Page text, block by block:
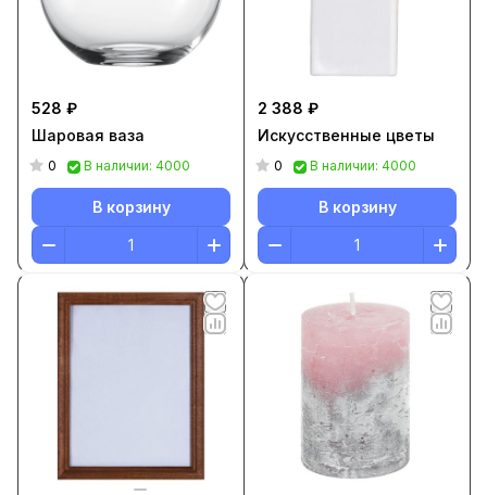
528 ₽
Шаровая ваза
0 В наличии: 4000
В корзину
2 388 ₽
Искусственные цветы
0 В наличии: 4000
В корзину